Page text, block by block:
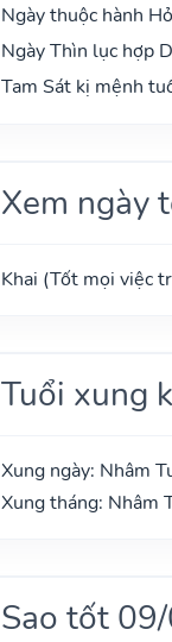
Ngày thuộc hành
Ngày Thìn lục hợp
Tam Sát kị mệnh
Xem ngày
Khai (Tốt mọi việc
Tuổi xung
Xung ngày: Nhâm
Xung tháng: Nhâm
Sao tốt